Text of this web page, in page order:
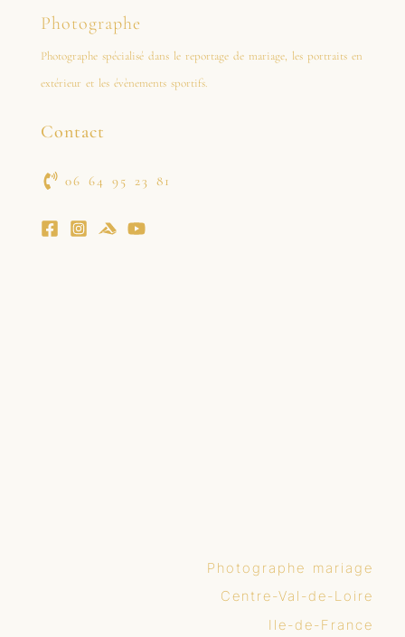
Photographe
Photographe spécialisé dans le reportage de mariage, les portraits en
extérieur et les évènements sportifs.
Contact
06 64 95 23 81
Photographe mariage
Centre-Val-de-Loire
Ile-de-France